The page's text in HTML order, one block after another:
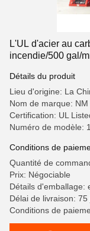
L'UL d'acier au
incendie/500 gal/
Détails du produit
Lieu d'origine: La
Nom de marque: NM
Certification: UL
Numéro de modèle:
Conditions de
Quantité de
Prix: Négociable
Détails d'emballage:
Délai de livraison:
Conditions de